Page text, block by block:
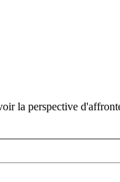
la perspective